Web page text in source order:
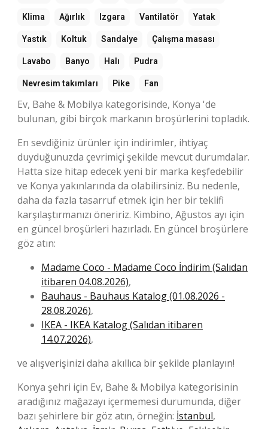
Klima Ağırlık Izgara Vantilatör Yatak
Yastık Koltuk Sandalye Çalışma masası
Lavabo Banyo Halı Pudra
Nevresim takımları Pike Fan
Ev, Bahe & Mobilya kategorisinde, Konya 'de
bulunan, gibi birçok markanın broşürlerini topladık.
En sevdiğiniz ürünler için indirimler, ihtiyaç
duyduğunuzda çevrimiçi şekilde mevcut durumdalar.
Hatta size hitap edecek yeni bir marka keşfedebilir
ve Konya yakınlarında da olabilirsiniz. Bu nedenle,
daha da fazla tasarruf etmek için her bir teklifi
karşılaştırmanızı öneririz. Kimbino, Ağustos ayı için
en güncel broşürleri hazırladı. En güncel broşürlere
göz atın:
Madame Coco - Madame Coco İndirim (Salıdan
itibaren 04.08.2026),
Bauhaus - Bauhaus Katalog (01.08.2026 -
28.08.2026),
IKEA - IKEA Katalog (Salıdan itibaren
14.07.2026),
ve alışverişinizi daha akıllıca bir şekilde planlayın!
Konya şehri için Ev, Bahe & Mobilya kategorisinin
aradığınız mağazayı içermemesi durumunda, diğer
bazı şehirlere bir göz atın, örneğin: İstanbul,